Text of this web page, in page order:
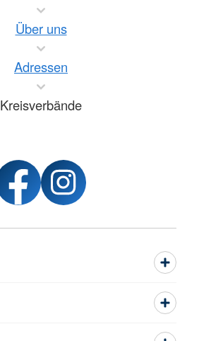
Über uns
Adressen
Kreisverbände